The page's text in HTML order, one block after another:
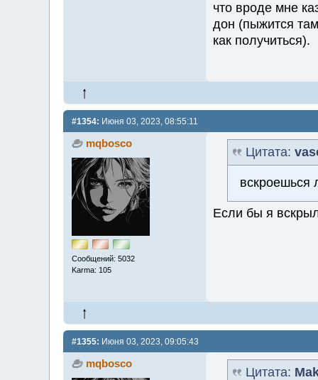
что вроде мне
дон (пыжится
как получиться).
#1354: Июня 03, 2023, 08:55:11
mqbosco
Сообщений: 5032
Karma: 105
Цитата:
вскроешься
Если бы я
#1355: Июня 03, 2023, 09:05:43
mqbosco
Цитата: